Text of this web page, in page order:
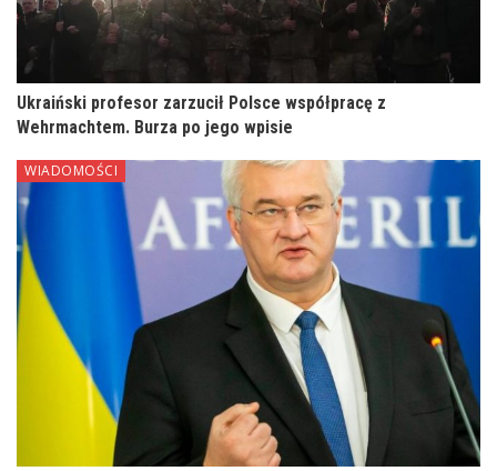
Ukraiński profesor zarzucił Polsce współpracę z
Wehrmachtem. Burza po jego wpisie
WIADOMOŚCI